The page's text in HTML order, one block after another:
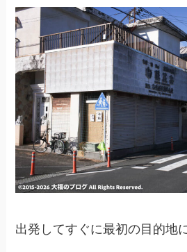
出発してすぐに最初の目的地